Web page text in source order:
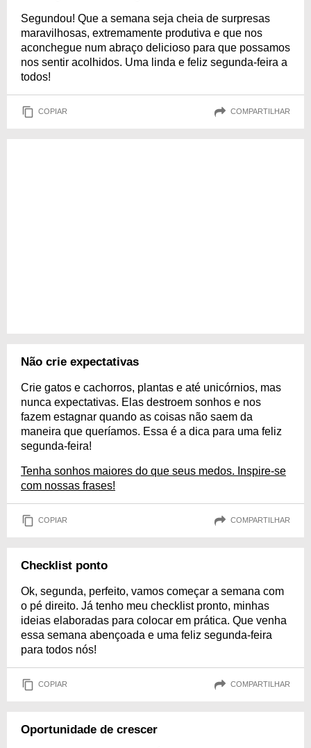
Segundou! Que a semana seja cheia de surpresas
maravilhosas, extremamente produtiva e que nos
aconchegue num abraço delicioso para que possamos
nos sentir acolhidos. Uma linda e feliz segunda-feira a
todos!
COPIAR COMPARTILHAR
Não crie expectativas
Crie gatos e cachorros, plantas e até unicórnios, mas
nunca expectativas. Elas destroem sonhos e nos
fazem estagnar quando as coisas não saem da
maneira que queríamos. Essa é a dica para uma feliz
segunda-feira!
Tenha sonhos maiores do que seus medos. Inspire-se
com nossas frases!
COPIAR COMPARTILHAR
Checklist ponto
Ok, segunda, perfeito, vamos começar a semana com
o pé direito. Já tenho meu checklist pronto, minhas
ideias elaboradas para colocar em prática. Que venha
essa semana abençoada e uma feliz segunda-feira
para todos nós!
COPIAR COMPARTILHAR
Oportunidade de crescer